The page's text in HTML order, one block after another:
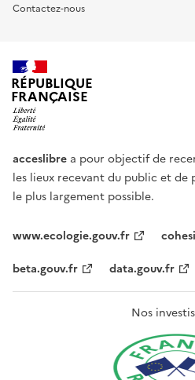
Contactez-nous
RÉPUBLIQUE
FRANÇAISE
acceslibre a pour objectif de
les lieux recevant du public et
le plus largement possible.
www.ecologie.gouv.fr
beta.gouv.fr
data.gouv.fr
Nos